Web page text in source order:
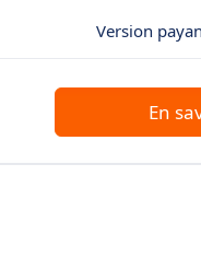
Version
En